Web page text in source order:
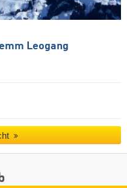
Leogang